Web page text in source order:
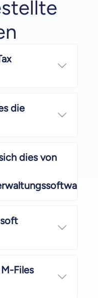
die
dies von
Files